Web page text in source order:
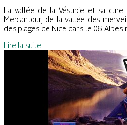
La vallée de la Vésubie et sa
Mercantour, de la vallée des
des plages de Nice dans le 06 Alpes
Lire la suite